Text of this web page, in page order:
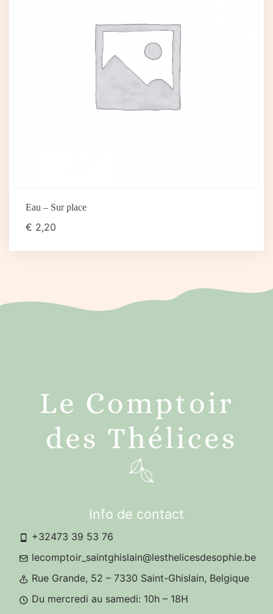
Eau – Sur place
€ 2,20
Info de contact
+32473 39 53 76
lecomptoir_saintghislain@lesthelicesdesophie.be
Rue Grande, 52 – 7330 Saint-Ghislain, Belgique
Du mercredi au samedi: 10h – 18H